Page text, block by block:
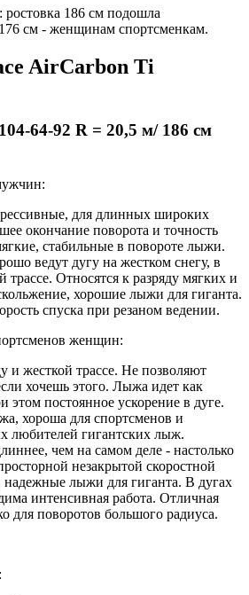
186 см подошла
см - женщинам спортсменкам.
AirCarbon Ti
64-92 R = 20,5 м/ 186 см
для длинных широких
окончание поворота и точность
стабильные в повороте лыжи.
ведут дугу на жестком снегу, в
трассе. Относятся к разряду мягких и
хорошие лыжи для гиганта.
спуска при резаном ведении.
женщин:
и жесткой трассе. Не позволяют
хочешь этого. Лыжа идет как
этом постоянное ускорение в дуге.
хороша для спортсменов и
любителей гигантских лыж.
чем на самом деле - настолько
незакрытой скоростной
надежные лыжи для гиганта. В дугах
интенсивная работа. Отличная
для поворотов большого радиуса.